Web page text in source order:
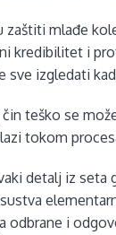
mlađe
kredibilitet i
sve izgledati
teško se
tokom
detalj iz
odbrane i